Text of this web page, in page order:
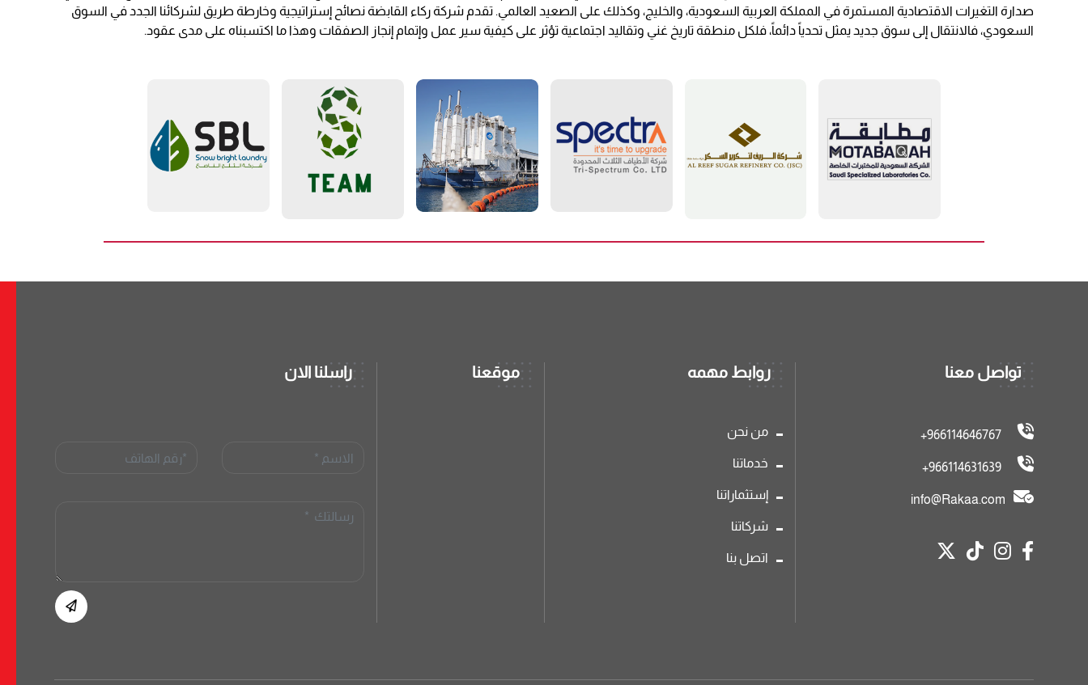
صدارة التغيرات الاقتصادية المستمرة في المملكة العربية السعودية، والخليج، وكذلك على الصعيد العالمي. تقدم شركة ركاء القابضة نصائح إستراتيجية وخارطة طريق لشركائنا الجدد في السوق
السعودي، فالانتقال إلى سوق جديد يمثل تحدياً دائماً، فلكل منطقة تاريخ غني وتقاليد اجتماعية تؤثر على كيفية سير عمل وإتمام إنجاز الصفقات وهذا ما اكتسبناه على مدى عقود.
تواصل معنا
966114646767+
966114631639+
info@Rakaa.com
روابط مهمه
من نحن
خدماتنا
إستثماراتنا
شركاتنا
اتصل بنا
موقعنا راسلنا الان